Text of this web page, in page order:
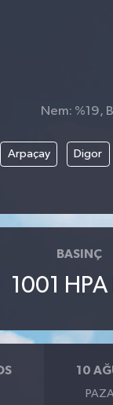
Nem: %19,
Arpaçay Digor
BASINÇ
1001 HPA
10